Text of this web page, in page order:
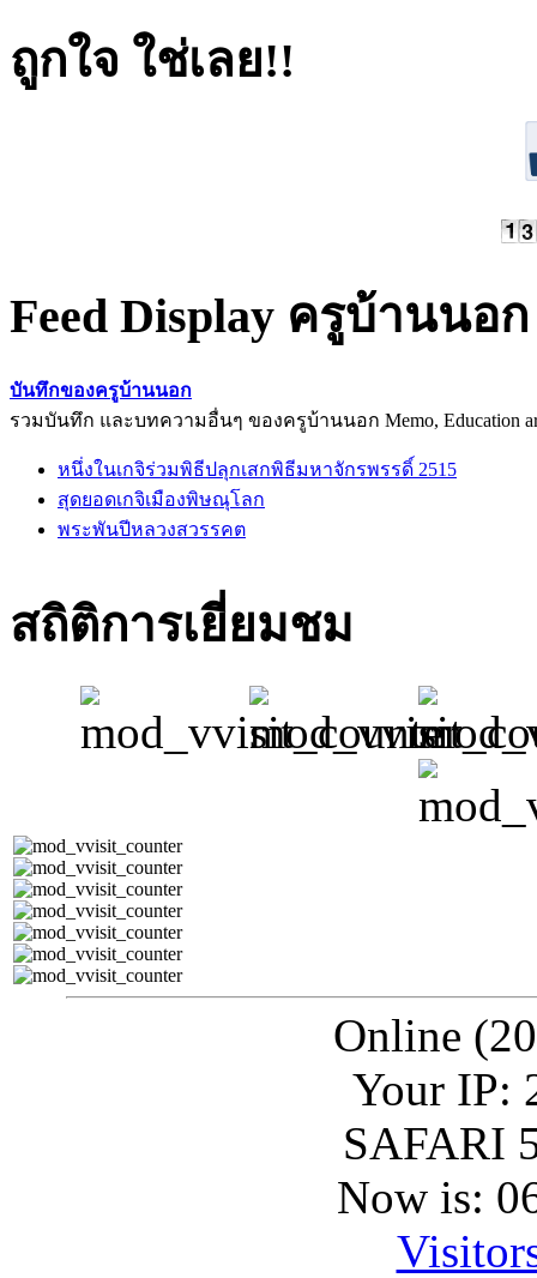
ถูกใจ ใช่เลย!!
Feed Display ครูบ้านนอก
บันทึกของครูบ้านนอก
รวมบันทึก และบทความอื่นๆ ของครูบ้านนอก Memo, Education
หนึ่งในเกจิร่วมพิธีปลุกเสกพิธีมหาจักรพรรดิ์ 2515
สุดยอดเกจิเมืองพิษณุโลก
พระพันปีหลวงสวรรคต
สถิติการเยี่ยมชม
Online
Your IP:
SAFARI
Now is: